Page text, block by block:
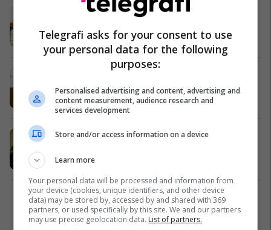
Kastrati i PDK-së: Pushteti t’i kalojë
Arsim 21/09/2022
Greva në arsim, Flocken sot takohet
me Kurtin dhe SBASHK-un
Arsim 21/09/2022
​Dështon mbledhja e Komisionit për
Arsim
1
Telegrafi asks for your consent to use
your personal data for the following
purposes:
Personalised advertising and content, advertising and
content measurement, audience research and
services development
Store and/or access information on a device
Learn more
Your personal data will be processed and information from
your device (cookies, unique identifiers, and other device
data) may be stored by, accessed by and shared with 369
partners, or used specifically by this site. We and our partners
may use precise geolocation data. List of partners.